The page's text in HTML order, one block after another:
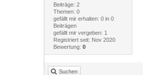
Beiträge: 2
Themen: 0
gefällt mir erhalten: 0 in 0
Beiträgen
gefällt mir vergeben: 1
Registriert seit: Nov 2020
Bewertung: 0
Suchen